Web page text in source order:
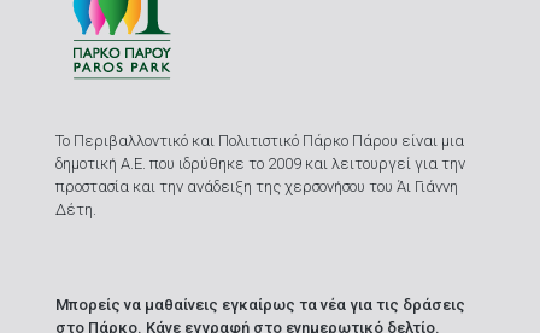
Το Περιβαλλοντικό και Πολιτιστικό Πάρκο Πάρου είναι μια
δημοτική Α.Ε. που ιδρύθηκε το 2009 και λειτουργεί για την
προστασία και την ανάδειξη της χερσονήσου του Άι Γιάννη
Δέτη.
Μπορείς να μαθαίνεις εγκαίρως τα νέα για τις δράσεις
στο Πάρκο. Κάνε εγγραφή στο ενημερωτικό δελτίο.